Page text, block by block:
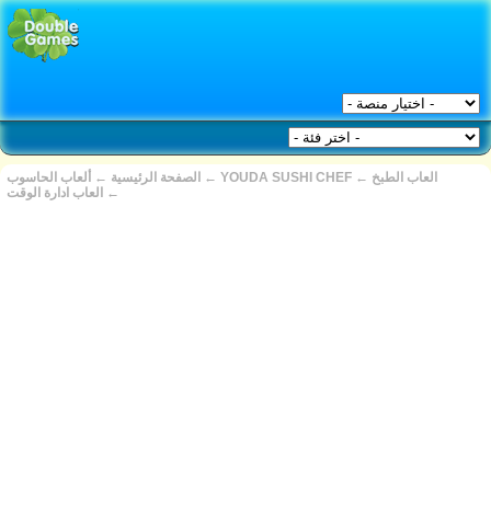
الصفحة الرئيسية ← ألعاب الحاسوب ← YOUDA SUSHI CHEF ← العاب الطبخ
←
العاب ادارة الوقت